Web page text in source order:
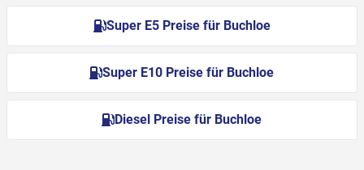
Super E5 Preise für Buchloe
Super E10 Preise für Buchloe
Diesel Preise für Buchloe